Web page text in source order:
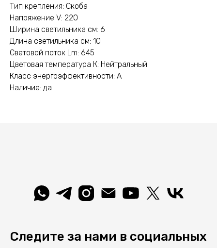
Тип крепления: Скоба
Напряжение V: 220
Ширина светильника см: 6
Длина светильника см: 10
Световой поток Lm: 645
Цветовая температура К: Нейтральный
Класс энергоэффективности: A
Наличие: да
Следите за нами в социальных